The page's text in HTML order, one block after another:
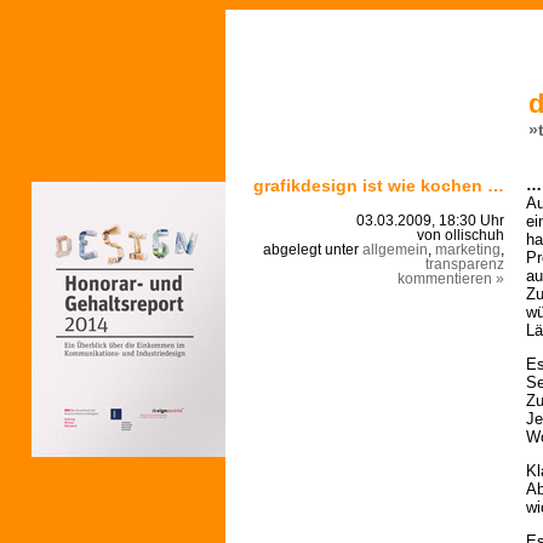
grafikdesign ist wie kochen …
03.03.2009, 18:30 Uhr
von ollischuh
abgelegt unter allgemein marketing
transparenz
kommentieren »
…